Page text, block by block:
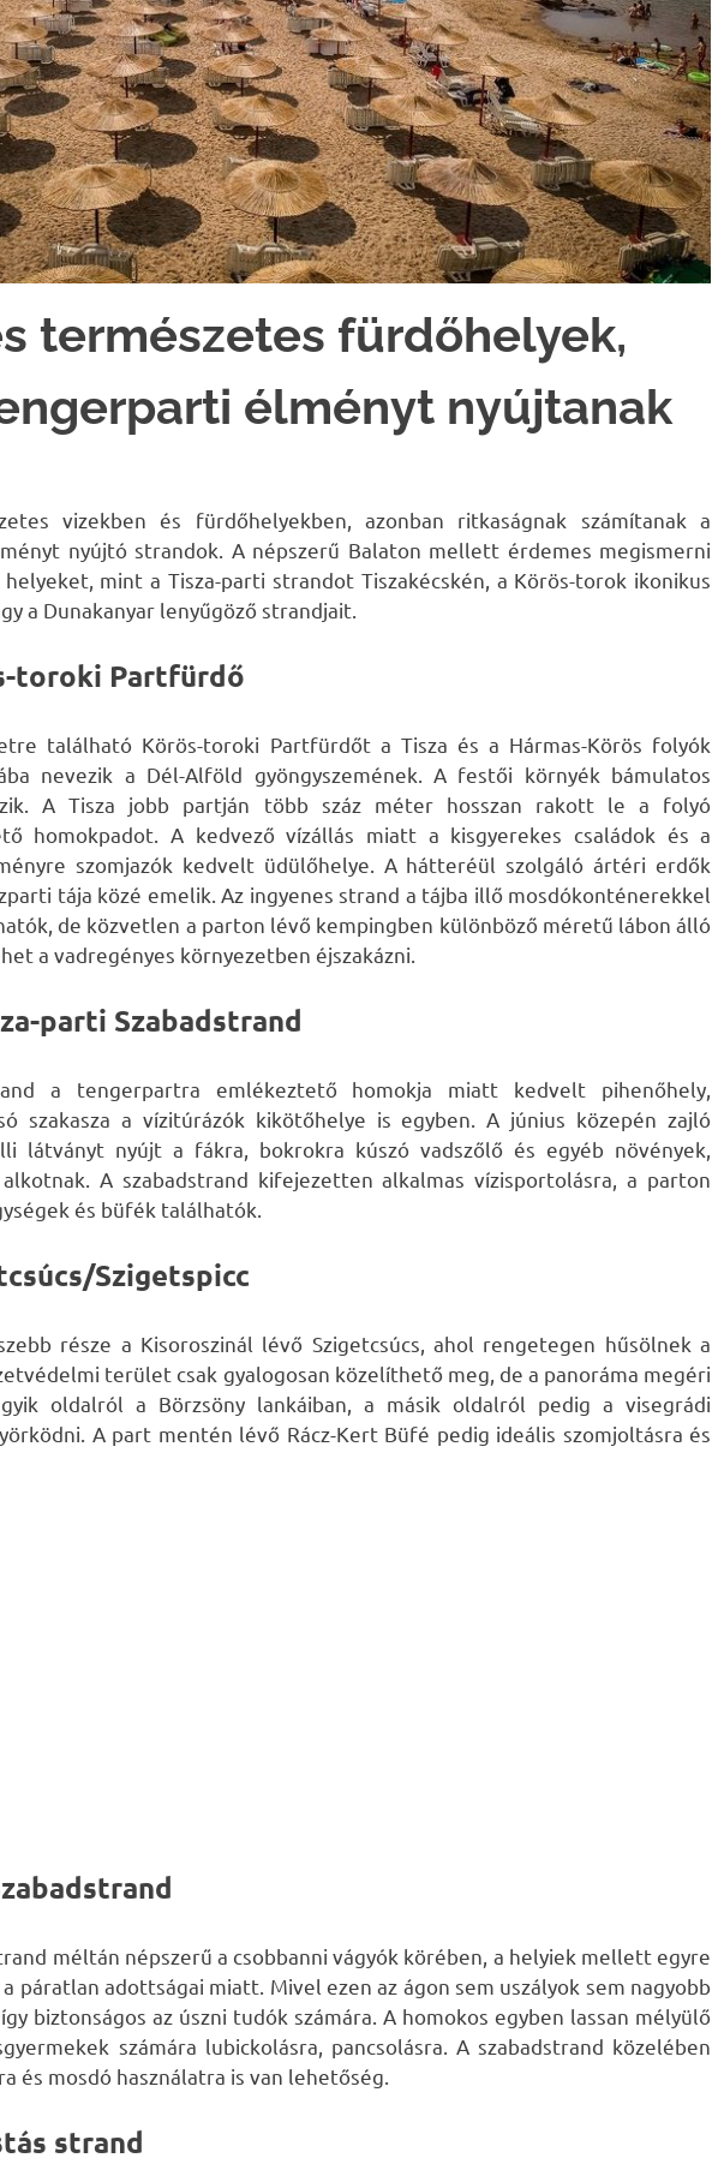
természetes fürdőhelyek,
élményt nyújtanak
vizekben és fürdőhelyekben, azonban ritkaságnak számítanak a
nyújtó strandok. A népszerű Balaton mellett érdemes megismerni
mint a Tisza-parti strandot Tiszakécskén, a Körös-torok ikonikus
a Dunakanyar lenyűgöző strandjait.
toroki Partfürdő
található Körös-toroki Partfürdőt a Tisza és a Hármas-Körös folyók
nevezik a Dél-Alföld gyöngyszemének. A festői környék bámulatos
A Tisza jobb partján több száz méter hosszan rakott le a folyó
homokpadot. A kedvező vízállás miatt a kisgyerekes családok és a
szomjazók kedvelt üdülőhelye. A hátteréül szolgáló ártéri erdők
tája közé emelik. Az ingyenes strand a tájba illő mosdókonténerekkel
de közvetlen a parton lévő kempingben különböző méretű lábon álló
a vadregényes környezetben éjszakázni.
parti Szabadstrand
a tengerpartra emlékeztető homokja miatt kedvelt pihenőhely,
szakasza a vízitúrázók kikötőhelye is egyben. A június közepén zajló
látványt nyújt a fákra, bokrokra kúszó vadszőlő és egyéb növények,
A szabadstrand kifejezetten alkalmas vízisportolásra, a parton
és büfék találhatók.
Szigetspicc
része a Kisoroszinál lévő Szigetcsúcs, ahol rengetegen hűsölnek a
terület csak gyalogosan közelíthető meg, de a panoráma megéri
oldalról a Börzsöny lankáiban, a másik oldalról pedig a visegrádi
A part mentén lévő Rácz-Kert Büfé pedig ideális szomjoltásra és
méltán népszerű a csobbanni vágyók körében, a helyiek mellett egyre
páratlan adottságai miatt. Mivel ezen az ágon sem uszályok sem nagyobb
biztonságos az úszni tudók számára. A homokos egyben lassan mélyülő
számára lubickolásra, pancsolásra. A szabadstrand közelében
és mosdó használatra is van lehetőség.
strand